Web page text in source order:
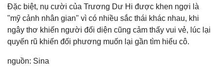
Đặc biệt, nụ cười của Trương Dư Hi được khen ngợi là
"mỹ cảnh nhân gian" vì có nhiều sắc thái khác nhau, khi
ngây thơ khiến người đối diện cũng cảm thấy vui vẻ, lúc lại
quyến rũ khiến đối phương muốn lại gần tìm hiểu cô.
nguồn: Sina